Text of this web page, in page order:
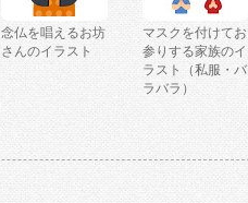
念仏を唱えるお坊
さんのイラスト
マスクを付けてお
参りする家族のイ
ラスト（私服・バ
ラバラ）